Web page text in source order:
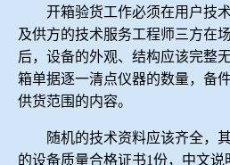
开箱验货工作必须在用户技
及供方的技术服务工程师三方在
后，设备的外观、结构应该完整
箱单据逐一清点仪器的数量，备
供货范围的内容。
随机的技术资料应该齐全，
的设备质量合格证书1份，中文说